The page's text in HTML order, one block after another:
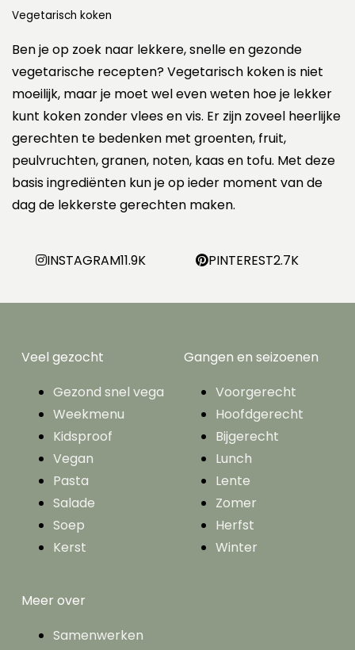
Vegetarisch koken
Ben je op zoek naar lekkere, snelle en gezonde
vegetarische recepten? Vegetarisch koken is niet
moeilijk, maar je moet wel even weten hoe je lekker
kunt koken zonder vlees en vis. Er zijn zoveel heerlijke
gerechten te bedenken met groenten, fruit,
peulvruchten, granen, noten, kaas en tofu. Met deze
basis ingrediënten kun je op ieder moment van de
dag de lekkerste gerechten maken.
INSTAGRAM11.9K PINTEREST2.7K
Veel gezocht
Gezond snel vega
Weekmenu
Kidsproof
Vegan
Pasta
Salade
Soep
Kerst
Gangen en seizoenen
Voorgerecht
Hoofdgerecht
Bijgerecht
Lunch
Lente
Zomer
Herfst
Winter
Meer over
Samenwerken